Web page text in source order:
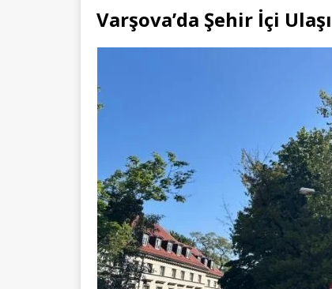
Varşova’da Şehir İçi